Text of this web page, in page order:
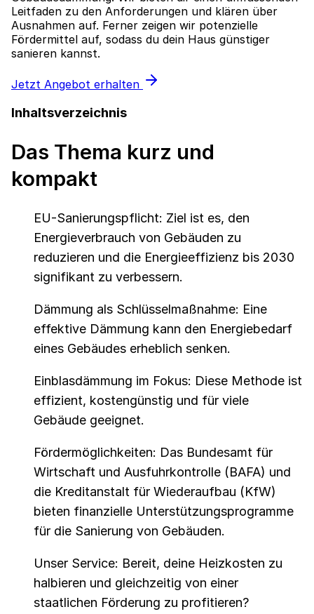
Leitfaden zu den Anforderungen und klären über
Ausnahmen auf. Ferner zeigen wir potenzielle
Fördermittel auf, sodass du dein Haus günstiger
sanieren kannst.
Jetzt Angebot erhalten
Inhaltsverzeichnis
Das Thema kurz und
kompakt
EU-Sanierungspflicht: Ziel ist es, den
Energieverbrauch von Gebäuden zu
reduzieren und die Energieeffizienz bis 2030
signifikant zu verbessern.
Dämmung als Schlüsselmaßnahme: Eine
effektive Dämmung kann den Energiebedarf
eines Gebäudes erheblich senken.
Einblasdämmung im Fokus: Diese Methode ist
effizient, kostengünstig und für viele
Gebäude geeignet.
Fördermöglichkeiten: Das Bundesamt für
Wirtschaft und Ausfuhrkontrolle (BAFA) und
die Kreditanstalt für Wiederaufbau (KfW)
bieten finanzielle Unterstützungsprogramme
für die Sanierung von Gebäuden.
Unser Service: Bereit, deine Heizkosten zu
halbieren und gleichzeitig von einer
staatlichen Förderung zu profitieren?